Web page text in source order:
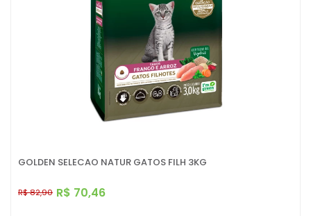
GOLDEN SELECAO NATUR GATOS FILH 3KG
R$ 70,46
R$ 82,90